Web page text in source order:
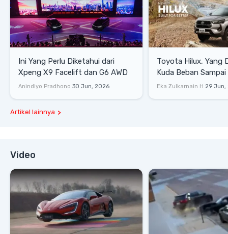
Ini Yang Perlu Diketahui dari
Xpeng X9 Facelift dan G6 AWD
Anindiyo Pradhono 30 Jun, 2026
Toyota Hilux, Yang
Kuda Beban
Lifestyle
Eka Zulkarnain H 29 Jun,
Artikel lainnya
Video